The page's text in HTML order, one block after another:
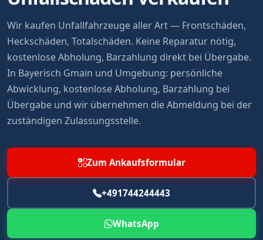
Wir kaufen Unfallfahrzeuge aller Art — Frontschäden,
Heckschäden, Totalschäden. Keine Reparatur nötig,
kostenlose Abholung, Barzahlung direkt bei Übergabe.
In Bayerisch Gmain und Umgebung: persönliche
Abwicklung, kostenlose Abholung, Barzahlung bei
Übergabe und wir übernehmen die Abmeldung bei der
zuständigen Zulassungsstelle.
Zum Ankaufsformular
+491744244443
WhatsApp